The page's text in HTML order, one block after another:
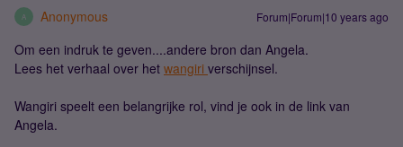
A Anonymous Forum|Forum|10 years ago
Om een indruk te geven....andere bron dan Angela.
Lees het verhaal over het wangiri verschijnsel.
Wangiri speelt een belangrijke rol, vind je ook in de link van
Angela.